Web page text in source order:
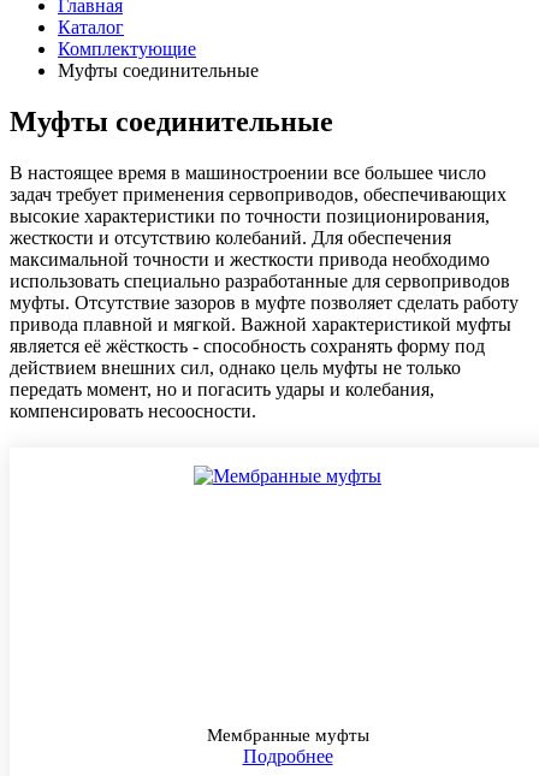
Главная
Каталог
Комплектующие
Муфты соединительные
Муфты соединительные
В настоящее время в машиностроении все большее число
задач требует применения сервоприводов, обеспечивающих
высокие характеристики по точности позиционирования,
жесткости и отсутствию колебаний. Для обеспечения
максимальной точности и жесткости привода необходимо
использовать специально разработанные для сервоприводов
муфты. Отсутствие зазоров в муфте позволяет сделать работу
привода плавной и мягкой. Важной характеристикой муфты
является её жёсткость - способность сохранять форму под
действием внешних сил, однако цель муфты не только
передать момент, но и погасить удары и колебания,
компенсировать несоосности.
Мембранные муфты
Подробнее